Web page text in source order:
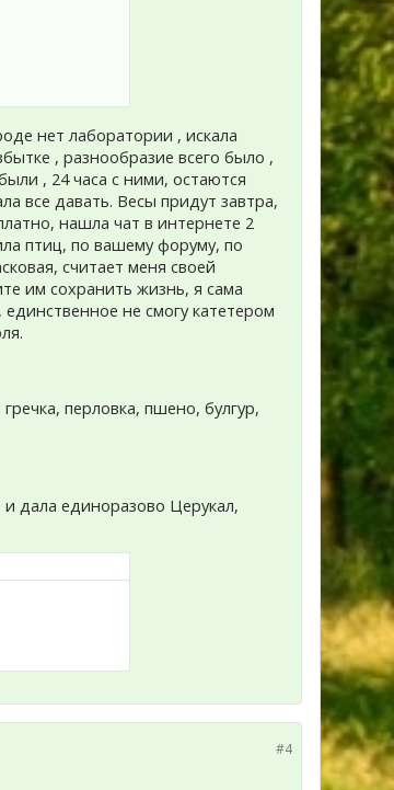
идеальные
птицы
нет лаборатории , искала
, разнообразие всего было ,
, 24 часа с ними, остаются
все давать. Весы придут завтра,
нашла чат в интернете 2
птиц, по вашему форуму, по
считает меня своей
им сохранить жизнь, я сама
не смогу катетером
перловка, пшено, булгур,
дала единоразово Церукал,
#4